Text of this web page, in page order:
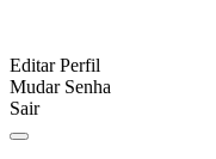
Editar Perfil
Mudar Senha
Sair